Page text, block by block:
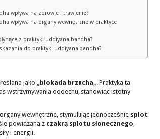
wpływa na zdrowie i trawienie?
wpływa na organy wewnętrzne w praktyce
z praktyki uddiyana bandha?
do praktyki uddiyana bandha?
jako „blokada brzucha„. Praktyka ta
wstrzymywania oddechu, stanowiąc istotny
wewnętrzne, stymulując jednocześnie splot
powiązana z czakrą splotu słonecznego,
i energii.